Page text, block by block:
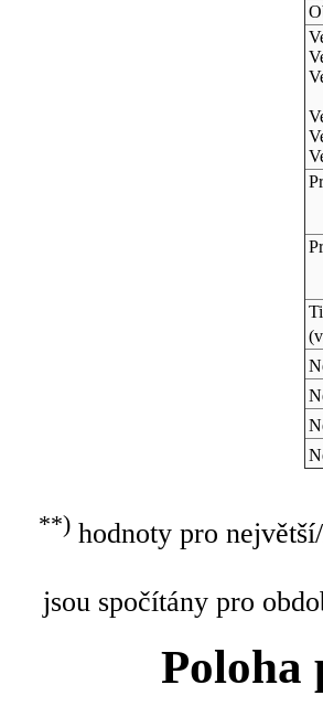
**)hodnoty pro
jsou spočítány pro
Poloha